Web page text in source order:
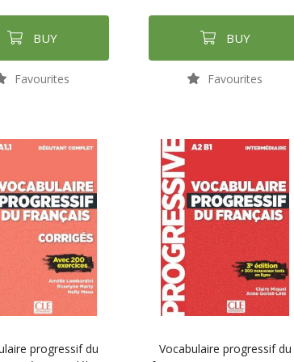
BUY
Favourites
BUY
Favourites
progressif du
Vocabulaire progressif du